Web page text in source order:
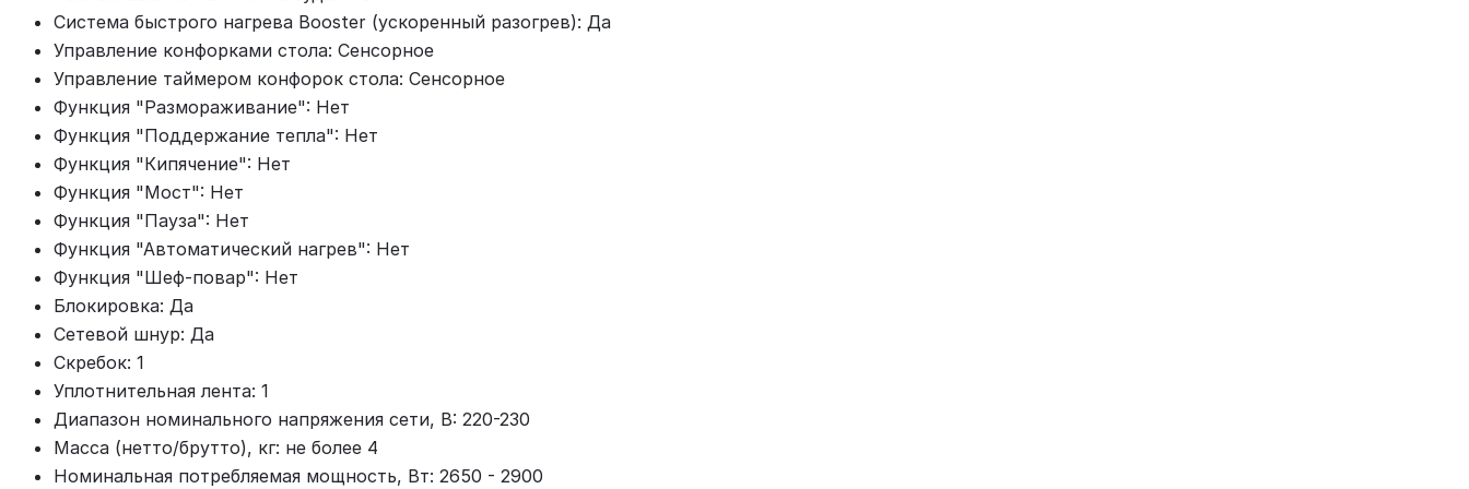
Система быстрого нагрева Booster (ускоренный разогрев): Да
Управление конфорками стола: Сенсорное
Управление таймером конфорок стола: Сенсорное
Функция "Размораживание": Нет
Функция "Поддержание тепла": Нет
Функция "Кипячение": Нет
Функция "Мост": Нет
Функция "Пауза": Нет
Функция "Автоматический нагрев": Нет
Функция "Шеф-повар": Нет
Блокировка: Да
Сетевой шнур: Да
Скребок: 1
Уплотнительная лента: 1
Диапазон номинального напряжения сети, В: 220-230
Масса (нетто/брутто), кг: не более 4
Номинальная потребляемая мощность, Вт: 2650 - 2900